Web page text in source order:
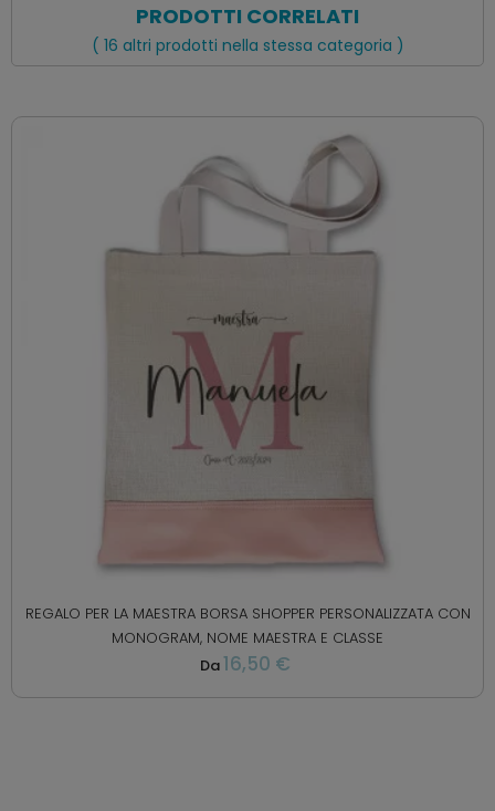
PRODOTTI CORRELATI
( 16 altri prodotti nella stessa categoria )
REGALO PER LA MAESTRA BORSA SHOPPER PERSONALIZZATA CON
MONOGRAM, NOME MAESTRA E CLASSE
Da16,50 €